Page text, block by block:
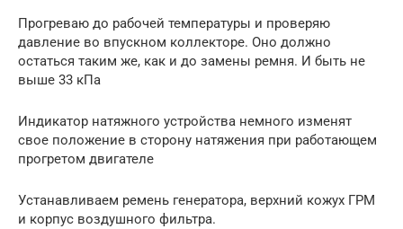
Прогреваю до рабочей температуры и проверяю
давление во впускном коллекторе. Оно должно
остаться таким же, как и до замены ремня. И быть не
выше 33 кПа
Индикатор натяжного устройства немного изменят
свое положение в сторону натяжения при работающем
прогретом двигателе
Устанавливаем ремень генератора, верхний кожух ГРМ
и корпус воздушного фильтра.